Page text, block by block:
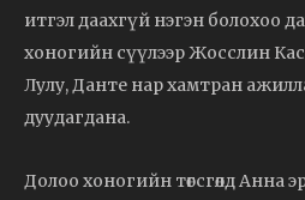
итгэл даахгүй нэгэн болохоо
хоногийн сүүлээр Жосслин
Лулу, Данте нар хамтран
дуудагдана.
Долоо хоногийн төгсгөлд Анна